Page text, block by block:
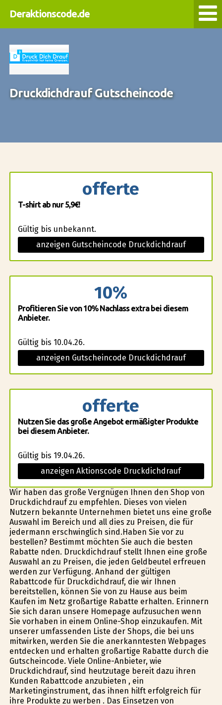
Deraktionscode.de
Druckdichdrauf Gutscheincode
offerte
T-shirt ab nur 5,9€!
Gültig bis unbekannt.
anzeigen Gutscheincode Druckdichdrauf
10%
Profitieren Sie von 10% Nachlass extra bei diesem
Anbieter.
Gültig bis 10.04.26.
anzeigen Gutscheincode Druckdichdrauf
offerte
Nutzen Sie das große Angebot ermäßigter Produkte
bei diesem Anbieter.
Gültig bis 19.04.26.
anzeigen Aktionscode Druckdichdrauf
Wir haben das große Vergnügen Ihnen den Shop von
Druckdichdrauf zu empfehlen. Dieses von vielen
Nutzern bekannte Unternehmen bietet uns eine große
Auswahl im Bereich und all dies zu Preisen, die für
jedermann erschwinglich sind.Haben Sie vor zu
bestellen? Bestimmt möchten Sie auch die besten
Rabatte finden. Druckdichdrauf stellt Ihnen eine große
Auswahl an zu Preisen, die jeden Geldbeutel erfreuen
werden zur Verfügung. Anhand der gültigen
Rabattcode für Druckdichdrauf, die wir Ihnen
bereitstellen, können Sie von zu Hause aus beim
Kaufen im Netz großartige Rabatte erhalten. Erinnern
Sie sich daran unsere Homepage aufzusuchen wenn
Sie vorhaben in einem Online-Shop einzukaufen. Mit
unserer umfassenden Liste der Shops, die bei uns
mitwirken, werden Sie die anerkanntesten Webpages
entdecken und erhalten großartige Rabatte durch die
Gutscheincode. Viele Online-Anbieter, wie
Druckdichdrauf, sind heutzutage bereit dazu ihren
Kunden Rabattcode anzubieten , ein
Marketinginstrument, das ihnen hilft erfolgreich für
ihre Produkte zu werben . Das Einsetzen von